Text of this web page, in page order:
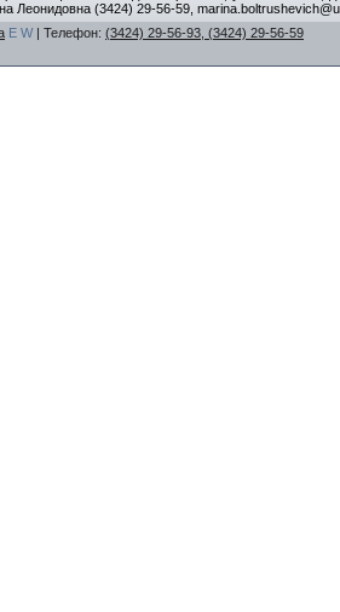
Леонидовна (3424) 29-56-59,
E W | Телефон: (3424) 29-56-93, (3424) 29-56-59